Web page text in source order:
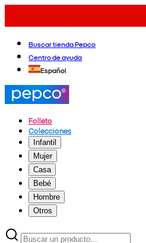
Buscar tienda Pepco
Centro de ayuda
Español
Folleto
Colecciones
Infantil
Mujer
Casa
Bebé
Hombre
Otros